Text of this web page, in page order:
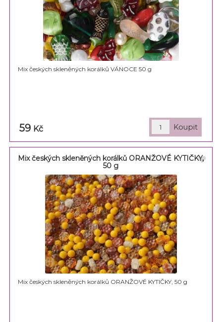
Mix českých skleněných korálků VÁNOCE 50 g
59 Kč
Mix českých skleněných korálků ORANŽOVÉ KYTIČKY,
50 g
Mix českých skleněných korálků ORANŽOVÉ KYTIČKY, 50 g